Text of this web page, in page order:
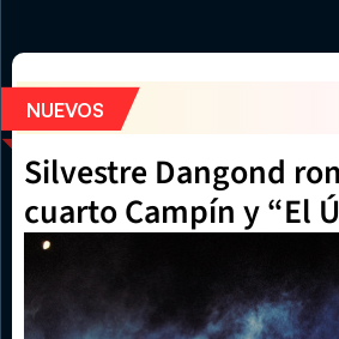
Jonathan Anderson llevará la
NUEVOS
Silvestre Dangond
cuarto Campín y “El